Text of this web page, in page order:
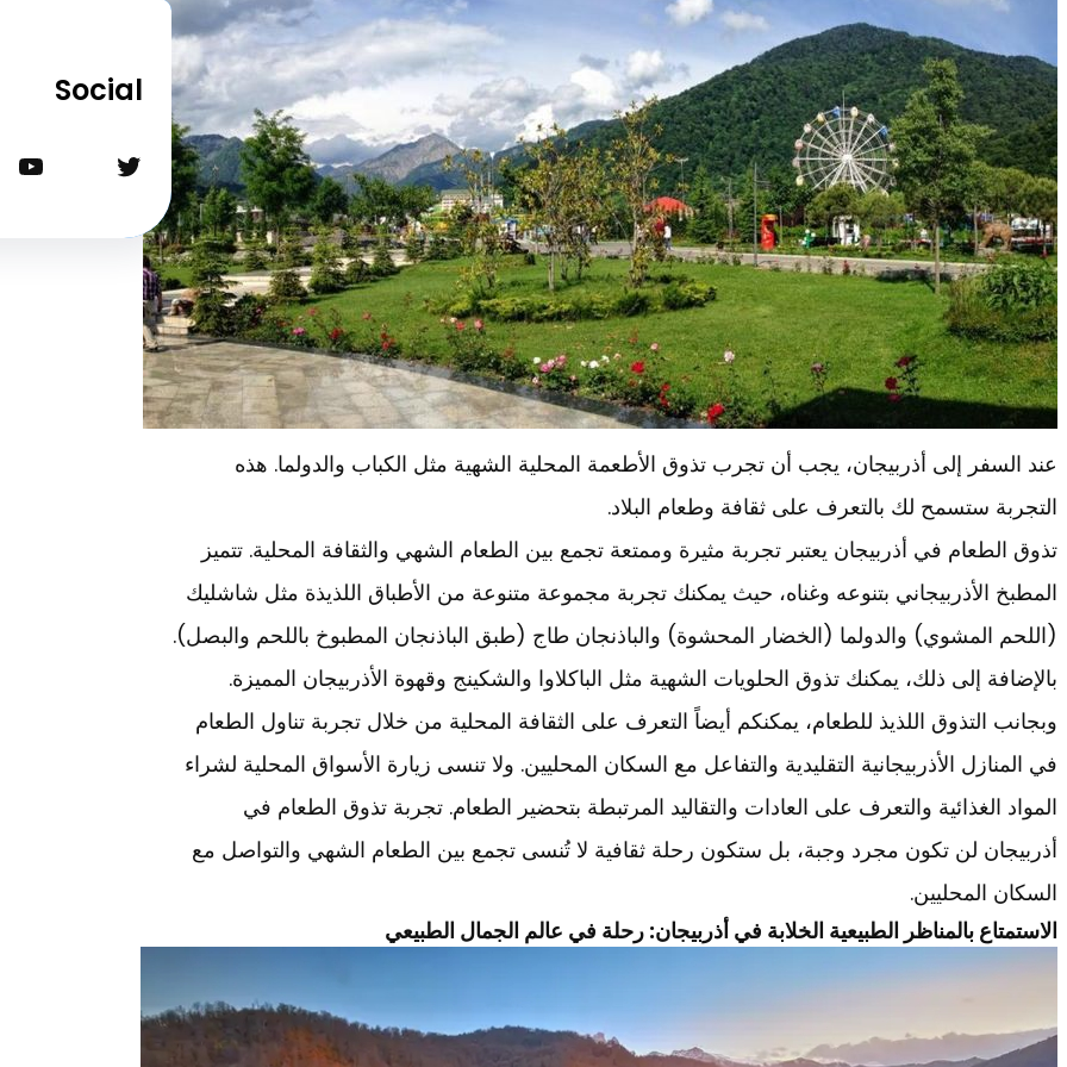
عند السفر إلى أذربيجان، يجب أن تجرب تذوق الأطعمة المحلية الشهية مثل الكباب والدولما. هذه
التجربة ستسمح لك بالتعرف على ثقافة وطعام البلاد.
تذوق الطعام في أذربيجان يعتبر تجربة مثيرة وممتعة تجمع بين الطعام الشهي والثقافة المحلية. تتميز
المطبخ الأذربيجاني بتنوعه وغناه، حيث يمكنك تجربة مجموعة متنوعة من الأطباق اللذيذة مثل شاشليك
(اللحم المشوي) والدولما (الخضار المحشوة) والباذنجان طاج (طبق الباذنجان المطبوخ باللحم والبصل).
بالإضافة إلى ذلك، يمكنك تذوق الحلويات الشهية مثل الباكلاوا والشكينج وقهوة الأذربيجان المميزة.
وبجانب التذوق اللذيذ للطعام، يمكنكم أيضاً التعرف على الثقافة المحلية من خلال تجربة تناول الطعام
في المنازل الأذربيجانية التقليدية والتفاعل مع السكان المحليين. ولا تنسى زيارة الأسواق المحلية لشراء
المواد الغذائية والتعرف على العادات والتقاليد المرتبطة بتحضير الطعام. تجربة تذوق الطعام في
أذربيجان لن تكون مجرد وجبة، بل ستكون رحلة ثقافية لا تُنسى تجمع بين الطعام الشهي والتواصل مع
السكان المحليين.
الاستمتاع بالمناظر الطبيعية الخلابة في أذربيجان: رحلة في عالم الجمال الطبيعي
Social
تويتر
يوتيوب